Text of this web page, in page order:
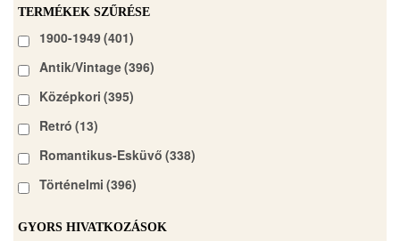
TERMÉKEK SZŰRÉSE
1900-1949(401)
Antik/Vintage(396)
Középkori (395)
Retró (13)
Romantikus-Esküvő (338)
Történelmi (396)
GYORS HIVATKOZÁSOK